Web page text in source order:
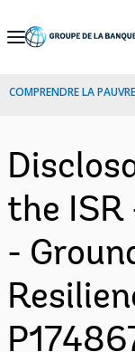
Skip
Navigation
COMPRENDRE LA
the
-